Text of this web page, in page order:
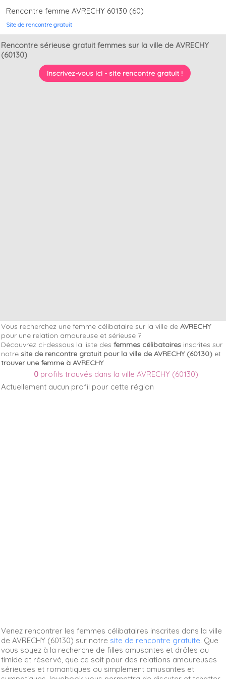
Rencontre femme AVRECHY 60130 (60)
Site de rencontre gratuit
Rencontre sérieuse gratuit femmes sur la ville de AVRECHY
(60130)
Inscrivez-vous ici - site rencontre gratuit !
Vous recherchez une femme célibataire sur la ville de AVRECHY
pour une relation amoureuse et sérieuse ?
Découvrez ci-dessous la liste des femmes célibataires inscrites sur
notre site de rencontre gratuit pour la ville de AVRECHY (60130) et
trouver une femme à AVRECHY
0 profils trouvés dans la ville AVRECHY (60130)
Actuellement aucun profil pour cette région
Venez rencontrer les femmes célibataires inscrites dans la ville
de AVRECHY (60130) sur notre site de rencontre gratuite. Que
vous soyez à la recherche de filles amusantes et drôles ou
timide et réservé, que ce soit pour des relations amoureuses
sérieuses et romantiques ou simplement amusantes et